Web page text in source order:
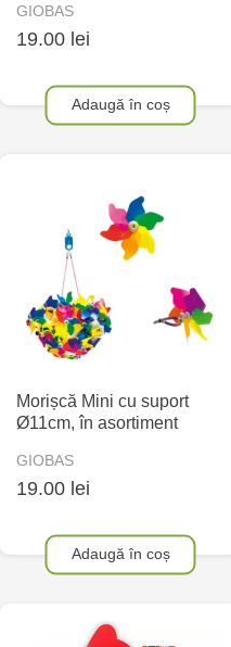
GIOBAS
19.00 lei
Adaugă în coș
Morișcă Mini cu suport
Ø11cm, în asortiment
GIOBAS
19.00 lei
Adaugă în coș